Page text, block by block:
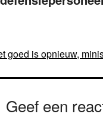
goed is opnieuw,
Geef een